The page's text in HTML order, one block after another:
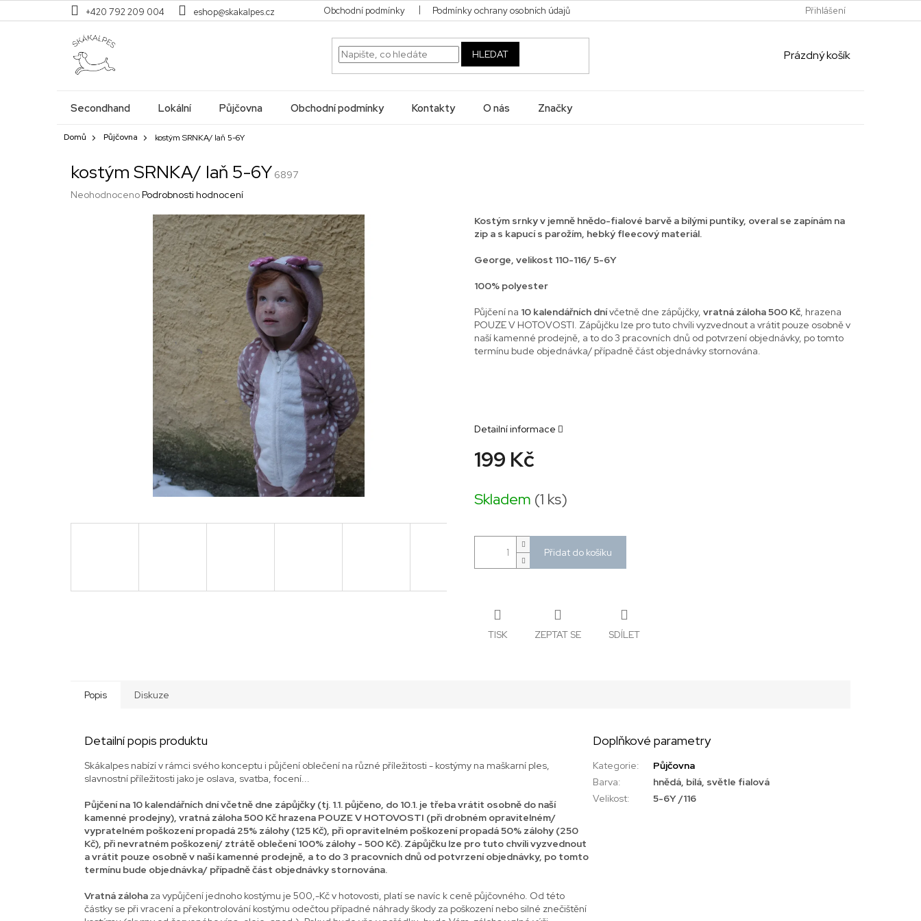
na
+420 792 209 004 eshop@skakalpes.cz Obchodní podmínky Podmínky ochrany osobních údajů Přihlášení
HLEDAT
NÁKUPNÍ
Prázdný košík
Secondhand Lokální Půjčovna Obchodní podmínky Kontakty O nás Značky
Domů Půjčovna kostým SRNKA/ laň 5-6Y
kostým SRNKA/ laň 5-6Y 6897
Průměrné
NeohodnocenoPodrobnosti hodnocení
199 Kč
cena:
Skladem (1 ks)
Přidat do košíku
Kostým srnky v jemně hnědo-fialové barvě a bílými puntíky, overal se zapínám na
zip a s kapucí s parožím, hebký fleecový materiál.
George, velikost 110-116/ 5-6Y
100% polyester
Půjčení na 10 kalendářních dnívčetně dne zápůjčky, vratná záloha 500 Kč, hrazena
POUZE V HOTOVOSTI. Zápůjčku lze pro tuto chvíli vyzvednout a vrátit pouze osobně v
naší kamenné prodejně, a to do 3 pracovních dnů od potvrzení objednávky, po tomto
termínu bude objednávka/ případně část objednávky stornována.
Detailní informace
TISK ZEPTAT SE SDÍLET
Popis Diskuze
Detailní popis produktu
Skákalpes nabízí v rámci svého konceptu i půjčení oblečení na různé příležitosti - kostýmy na maškarní ples,
slavnostní příležitosti jako je oslava, svatba, focení...
Půjčení na 10 kalendářních dní včetně dne zápůjčky (tj. 1.1. půjčeno, do 10.1. je třeba vrátit osobně do naší
kamenné prodejny), vratná záloha 500 Kč hrazena POUZE V HOTOVOSTI (při drobném opravitelném/
vypratelném poškození propadá 25% zálohy (125 Kč), při opravitelném poškození propadá 50% zálohy (250
Kč), při nevratném poškození/ ztrátě oblečení 100% zálohy - 500 Kč). Zápůjčku lze pro tuto chvíli vyzvednout
a vrátit pouze osobně v naší kamenné prodejně, a to do 3 pracovních dnů od potvrzení objednávky, po tomto
termínu bude objednávka/ případně část objednávky stornována.
Vratná záloha za vypůjčení jednoho kostýmu je 500,-Kč v hotovosti, platí se navíc k ceně půjčovného. Od této
částky se při vracení a překontrolování kostýmu odečtou případné náhrady škody za poškození nebo silné znečištění
Doplňkové parametry
Kategorie:
Půjčovna
Barva:
hnědá, bílá, světle fialová
Velikost: 5-6Y /116